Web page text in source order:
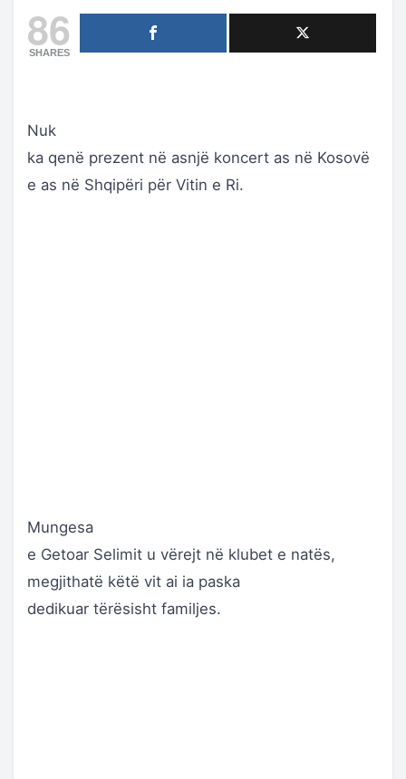
86
SHARES
Nuk
ka qenë prezent në asnjë koncert as në Kosovë
e as në Shqipëri për Vitin e Ri.
Mungesa
e Getoar Selimit u vërejt në klubet e natës,
megjithatë këtë vit ai ia paska
dedikuar tërësisht familjes.